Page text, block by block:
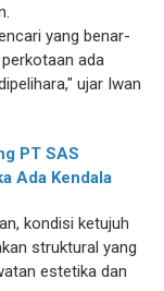
yang benar-
ada
ujar Iwan
PT SAS
Ada Kendala
kondisi ketujuh
struktural yang
estetika dan